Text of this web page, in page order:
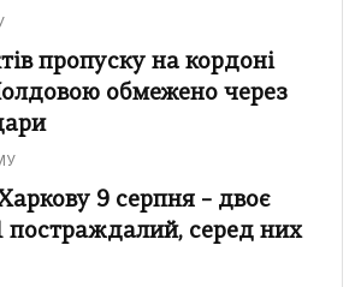
пропуску на кордоні
обмежено через
9 серпня – двоє
постраждалий, серед них